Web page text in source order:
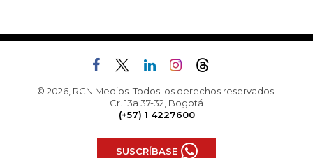
© 2026, RCN Medios. Todos los derechos reservados.
Cr. 13a 37-32, Bogotá
(+57) 1 4227600
SUSCRÍBASE